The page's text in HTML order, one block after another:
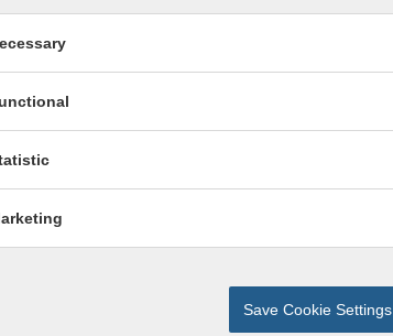
Kalundborg
44 22 71 12
for Necessary cookies
for Functionality cookies
for Statistics cookies
for Marketing cookies
Save Cookie Settings